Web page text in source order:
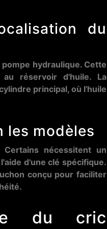
du
hydraulique. Cette
réservoir d'huile. La
principal, où l'huile
les modèles
nécessitent un
d'une clé spécifique.
conçu pour faciliter
du cric